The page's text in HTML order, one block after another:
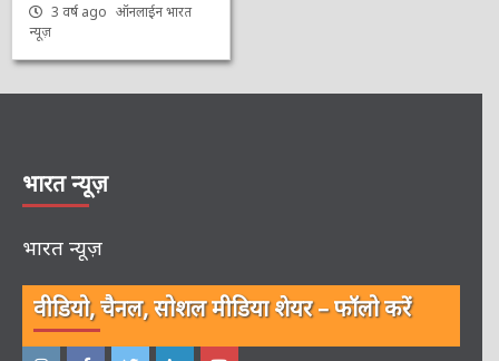
3 वर्ष ago ऑनलाईन भारत
न्यूज़
भारत न्यूज़
भारत न्यूज़
वीडियो, चैनल, सोशल मीडिया शेयर – फॉलो करें